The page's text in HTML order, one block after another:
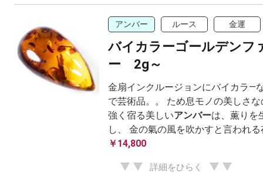
アンバー ルース 金運
バイカラーゴールデンフ
ー 2g～
金扇インクルージョンにバイカラ―
で芸術品。。 ため息モノの美しさ
強く宿る美しいアンバーは、薫りを
し、 金の氣の風を吹かすと言われ
￥14,800
詳細をひらく